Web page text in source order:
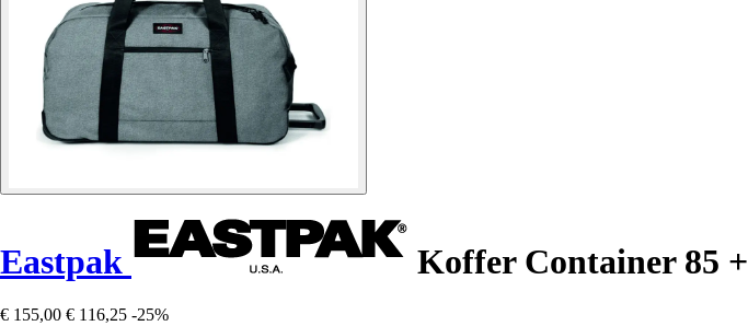
Eastpak Koffer Container 85 +
€ 155,00 € 116,25 -25%